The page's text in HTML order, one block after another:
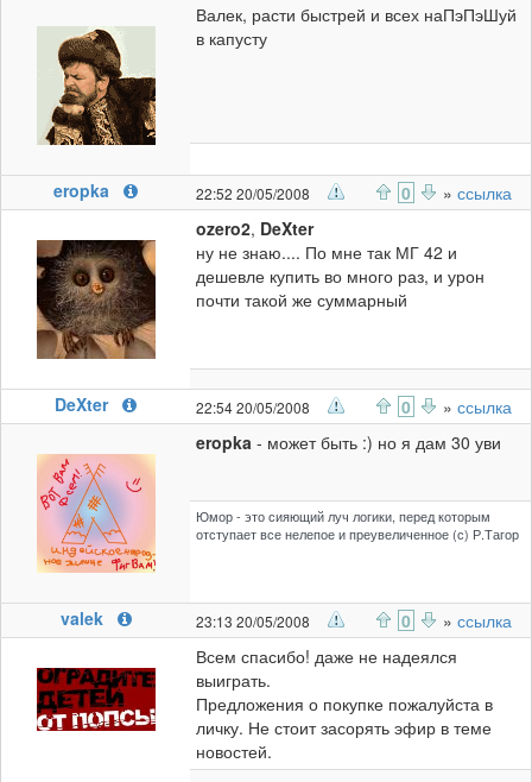
Валек, расти быстрей и всех наПэПэШуй
в капусту
eropka 22:52 20/05/2008 0 » ссылка
ozero2, DeXter
ну не знаю.... По мне так МГ 42 и
дешевле купить во много раз, и урон
почти такой же суммарный
DeXter 22:54 20/05/2008 0 » ссылка
eropka - может быть :) но я дам 30 уви
Юмор - это сияющий луч логики, перед которым
отступает все нелепое и преувеличенное (с) Р.Тагор
valek 23:13 20/05/2008 0 » ссылка
Всем спасибо! даже не надеялся
выиграть.
Предложения о покупке пожалуйста в
личку. Не стоит засорять эфир в теме
новостей.